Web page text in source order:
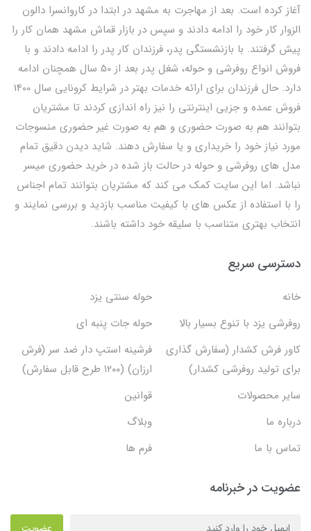
آغاز کرده است. بعد از مهاجرت به مشهد در ابتدا در کاروانسرا دالون
الزوار کار خود را ادامه دادند و سپس در بازار قماش مشهد همان کار را
پیش گرفتند. با بازنشستگی پدر، فرزندان کار پدر را ادامه دادند و با
فروش انواع روفرشی و حوله، شغل پدر بعد از 50 سال همچنان ادامه
دارد. حال فرزندان برای ارائه خدمات بهتر در شرایط کرونایی سال 1400
فروش عمده و جزیی اینترنتی را نیز راه اندازی کردند تا مشتریان
بتوانند هم به صورت حضوری و هم به صورت غیر حضوری منسوجات
مورد نیاز خود را خریداری و یا سفارش دهند. شاید دیدن دقیق تمام
مدل های روفرشی و حوله در حالت باز شده در خرید حضوری میسر
نباشد. اما این سایت کمک می کند که مشتریان بتوانند تمام اجناس
را با استفاده از عکس های با کیفیت مناسب بازدید و بررسی نمایند و
انتخاب بهتری متناسب با سلیقه خود داشته باشند.
دسترسی سریع
خانه
حوله سنتی یزد
روفرشی یزد با تنوع بسیار بالا
حوله جات پنبه ای
کاور فرش کشدار (سفارش گذاری
برای تولید روفرشی کشدار)
فرشینه استپ دار ضد سر (فرش
ارزان) (۱۲۰۰ طرح قابل سفارش)
سایر محصولات
قوانین
درباره ما
وبلاگ
تماس با ما
فرم ها
عضویت در خبرنامه